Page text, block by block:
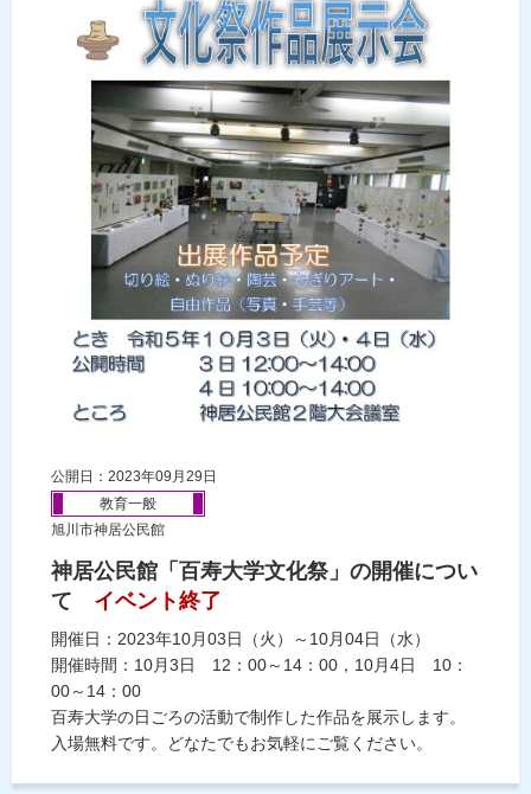
公開日：2023年09月29日
教育一般
旭川市神居公民館
神居公民館「百寿大学文化祭」の開催につい
て
イベント終了
開催日：2023年10月03日（火）～10月04日（水）
開催時間：10月3日 12：00～14：00，10月4日 10：
00～14：00
百寿大学の日ごろの活動で制作した作品を展示します。
入場無料です。どなたでもお気軽にご覧ください。